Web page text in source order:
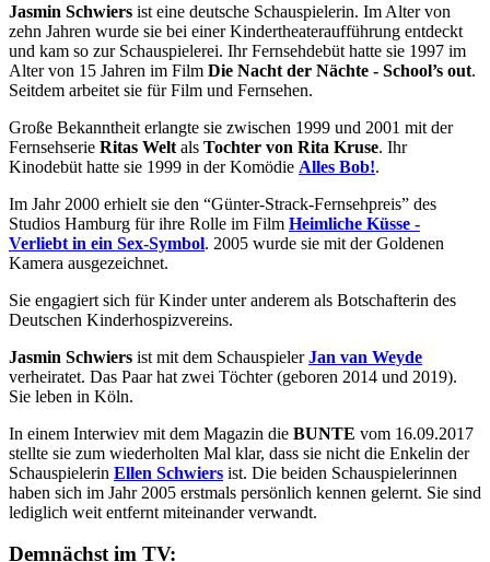
Jasmin Schwiers ist eine deutsche Schauspielerin. Im Alter von
zehn Jahren wurde sie bei einer Kindertheateraufführung entdeckt
und kam so zur Schauspielerei. Ihr Fernsehdebüt hatte sie 1997 im
Alter von 15 Jahren im Film Die Nacht der Nächte - School’s out.
Seitdem arbeitet sie für Film und Fernsehen.
Große Bekanntheit erlangte sie zwischen 1999 und 2001 mit der
Fernsehserie Ritas Welt als Tochter von Rita Kruse. Ihr
Kinodebüt hatte sie 1999 in der Komödie Alles Bob!.
Im Jahr 2000 erhielt sie den “Günter-Strack-Fernsehpreis” des
Studios Hamburg für ihre Rolle im Film Heimliche Küsse -
Verliebt in ein Sex-Symbol. 2005 wurde sie mit der Goldenen
Kamera ausgezeichnet.
Sie engagiert sich für Kinder unter anderem als Botschafterin des
Deutschen Kinderhospizvereins.
Jasmin Schwiers ist mit dem SchauspielerJan van Weyde
verheiratet. Das Paar hat zwei Töchter (geboren 2014 und 2019).
Sie leben in Köln.
In einem Interwiev mit dem Magazin die BUNTE vom 16.09.2017
stellte sie zum wiederholten Mal klar, dass sie nicht die Enkelin der
Schauspielerin Ellen Schwiers ist. Die beiden Schauspielerinnen
haben sich im Jahr 2005 erstmals persönlich kennen gelernt. Sie sind
lediglich weit entfernt miteinander verwandt.
Demnächst im TV: